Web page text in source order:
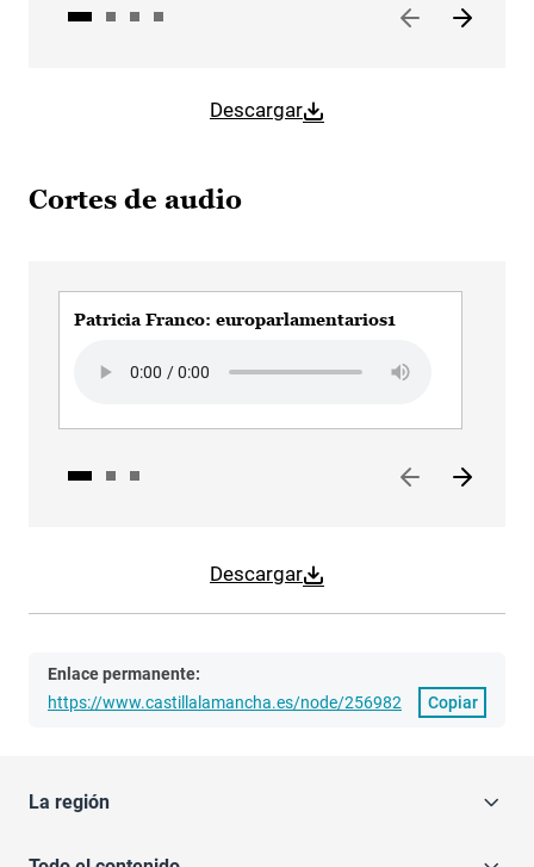
Descargar
Cortes de audio
Descargar
Patricia Franco: europarlamentarios1
Enlace permanente:
https://www.castillalamancha.es/node/256982
Copiar
La región